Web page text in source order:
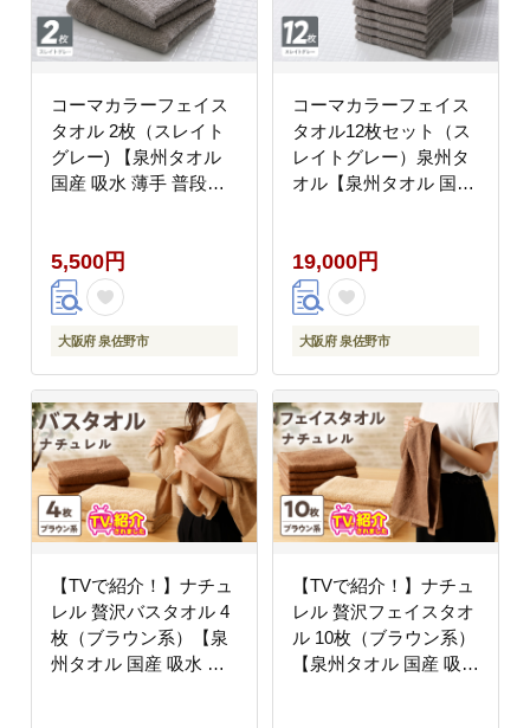
コーマカラーフェイス
タオル 2枚（スレイト
グレー) 【泉州タオル
国産 吸水 薄手 普段使
5,500円
大阪府 泉佐野市
コーマカラーフェイス
タオル12枚セット（ス
レイトグレー）泉州タ
オル【泉州タオル 国産
ァミリー】 020C459-1
19,000円
大阪府 泉佐野市
【TVで紹介！】ナチュ
レル 贅沢バスタオル 4
枚（ブラウン系）【泉
州タオル 国産 吸水 普
【TVで紹介！】ナチュ
レル 贅沢フェイスタオ
ル 10枚（ブラウン系）
【泉州タオル 国産 吸水